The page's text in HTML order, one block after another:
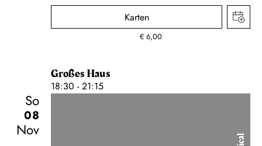
Karten
€ 6,00
Großes Haus
18:30 - 21:15
So
08
Nov